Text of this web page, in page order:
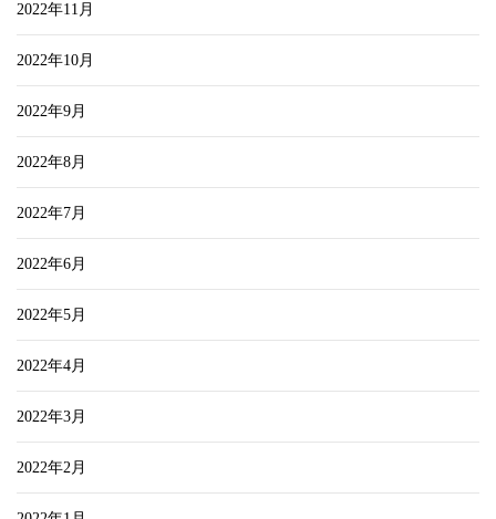
2022年11月
2022年10月
2022年9月
2022年8月
2022年7月
2022年6月
2022年5月
2022年4月
2022年3月
2022年2月